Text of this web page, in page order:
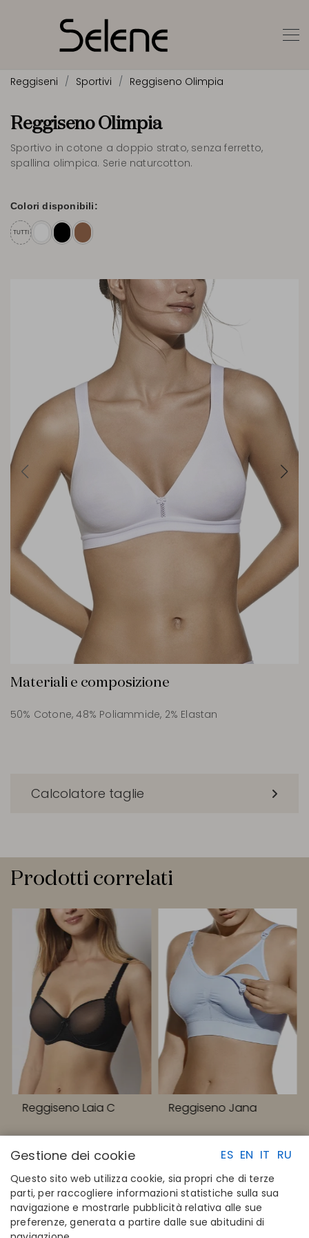
Reggiseni Sportivi Reggiseno Olimpia
Reggiseno Olimpia
Sportivo in cotone a doppio strato, senza ferretto,
spallina olimpica. Serie naturcotton.
Colori disponibili:
TUTTI
Materiali e composizione
50% Cotone, 48% Poliammide, 2% Elastan
Calcolatore taglie
Prodotti correlati
Reggiseno Laia C Reggiseno Jana
ES EN IT RU
Gestione dei cookie
Questo sito web utilizza cookie, sia propri che di terze
parti, per raccogliere informazioni statistiche sulla sua
navigazione e mostrarle pubblicità relativa alle sue
preferenze, generata a partire dalle sue abitudini di
LINK RAPIDI
Calcola la tua taglia
CONTATTI
Disintex 2021 SL